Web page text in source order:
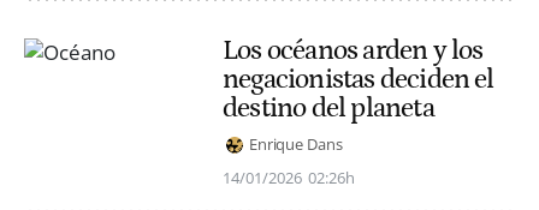
Los océanos arden y los
negacionistas deciden el
destino del planeta
Enrique Dans
14/01/2026 02:26h